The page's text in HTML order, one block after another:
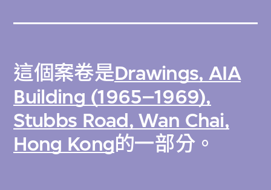
這個案卷是Drawings, AIA
Building (1965–1969),
Stubbs Road, Wan Chai,
Hong Kong的一部分。